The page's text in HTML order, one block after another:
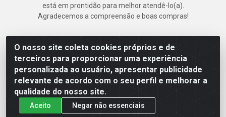
O nosso site coleta cookies próprios e de
terceiros para proporcionar uma experiência
personalizada ao usuário, apresentar publicidade
relevante de acordo com o seu perfil e melhorar a
qualidade do nosso site.
Aceito Negar não essenciais
está em prontidão para melhor atendê-lo(a).
Agradecemos a compreensão e boas compras!
Deskontão Atacado - Av. Marechal Mascarenhas de Morais, 2471 -
Imbiribeira - Recife/PE - CEP 51.150-001 - CNPJ 24.150.377/0003-
57